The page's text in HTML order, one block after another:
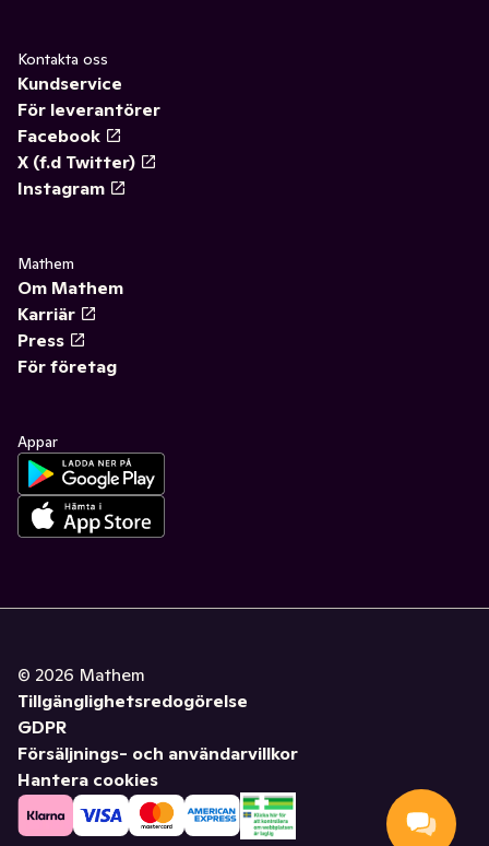
Kontakta oss
Kundservice
För leverantörer
Facebook
X (f.d Twitter)
Instagram
Mathem
Om Mathem
Karriär
Press
För företag
Appar
© 2026 Mathem
Tillgänglighetsredogörelse
GDPR
Försäljnings- och användarvillkor
Hantera cookies